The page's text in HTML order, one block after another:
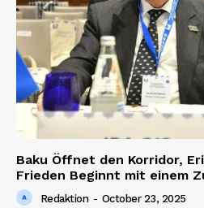
Baku Öffnet den Korridor,
Frieden Beginnt mit einem
Redaktion - October 23, 2025